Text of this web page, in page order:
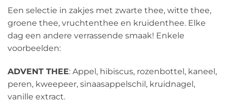
Een selectie in zakjes met zwarte thee, witte thee,
groene thee, vruchtenthee en kruidenthee. Elke
dag een andere verrassende smaak! Enkele
voorbeelden:
ADVENT THEE: Appel, hibiscus, rozenbottel, kaneel,
peren, kweepeer, sinaasappelschil, kruidnagel,
vanille extract.